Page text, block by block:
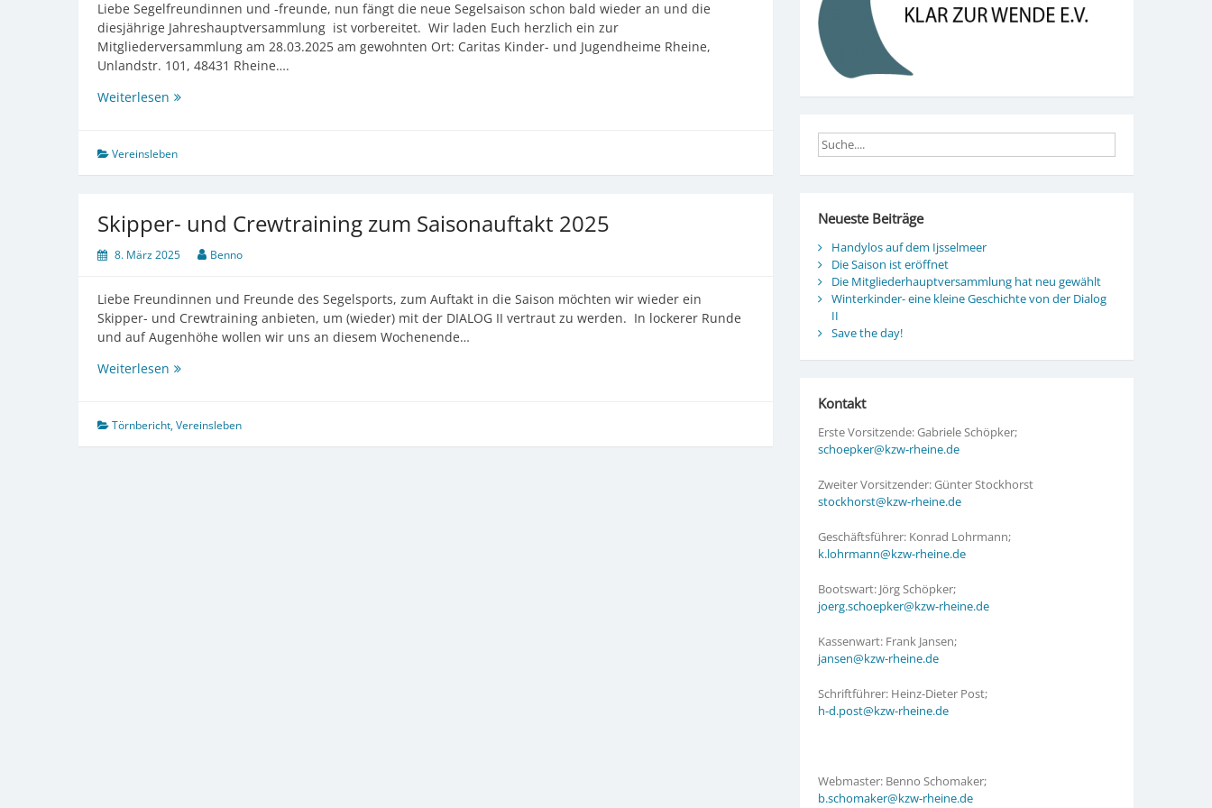
Liebe Segelfreundinnen und -freunde, nun fängt die neue Segelsaison schon bald wieder an und die
diesjährige Jahreshauptversammlung ist vorbereitet. Wir laden Euch herzlich ein zur
Mitgliederversammlung am 28.03.2025 am gewohnten Ort: Caritas Kinder- und Jugendheime Rheine,
Unlandstr. 101, 48431 Rheine….
Weiterlesen Jahreshauptversammlung
Vereinsleben
Skipper- und Crewtraining zum Saisonauftakt 2025
8. März 2025 Benno
Liebe Freundinnen und Freunde des Segelsports, zum Auftakt in die Saison möchten wir wieder ein
Skipper- und Crewtraining anbieten, um (wieder) mit der DIALOG II vertraut zu werden. In lockerer Runde
und auf Augenhöhe wollen wir uns an diesem Wochenende…
Weiterlesen Skipper-
zum
Saisonauftakt
Törnbericht,Vereinsleben
Neueste Beiträge
Handylos auf dem Ijsselmeer
Die Saison ist eröffnet
Die Mitgliederhauptversammlung hat neu gewählt
Winterkinder- eine kleine Geschichte von der Dialog
II
Save the day!
Kontakt
Erste Vorsitzende: Gabriele Schöpker;
schoepker@kzw-rheine.de
Zweiter Vorsitzender: Günter Stockhorst
stockhorst@kzw-rheine.de
Geschäftsführer: Konrad Lohrmann;
k.lohrmann@kzw-rheine.de
Bootswart: Jörg Schöpker;
joerg.schoepker@kzw-rheine.de
Kassenwart: Frank Jansen;
jansen@kzw-rheine.de
Schriftführer: Heinz-Dieter Post;
h-d.post@kzw-rheine.de
Webmaster: Benno Schomaker;
b.schomaker@kzw-rheine.de